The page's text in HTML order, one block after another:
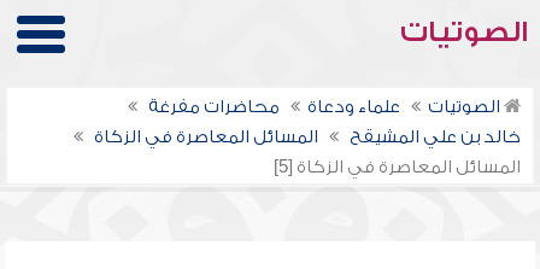
الصوتيات
الصوتيات علماء ودعاة
محاضرات مفرغة
خالد بن علي المشيقح
المسائل المعاصرة في الزكاة
المسائل المعاصرة في الزكاة [5]